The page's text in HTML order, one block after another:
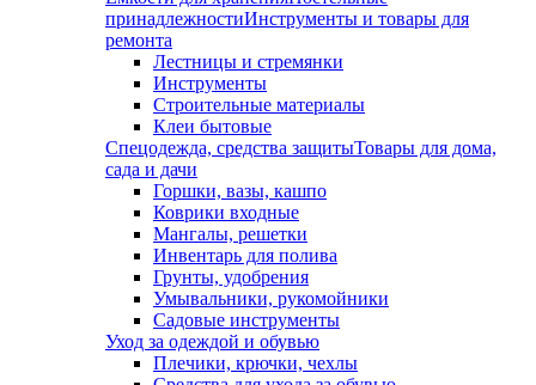
принадлежностиИнструменты и товары для
ремонта
Лестницы и стремянки
Инструменты
Строительные материалы
Клеи бытовые
Спецодежда, средства защитыТовары для дома,
сада и дачи
Горшки, вазы, кашпо
Коврики входные
Мангалы, решетки
Инвентарь для полива
Грунты, удобрения
Умывальники, рукомойники
Садовые инструменты
Уход за одеждой и обувью
Плечики, крючки, чехлы